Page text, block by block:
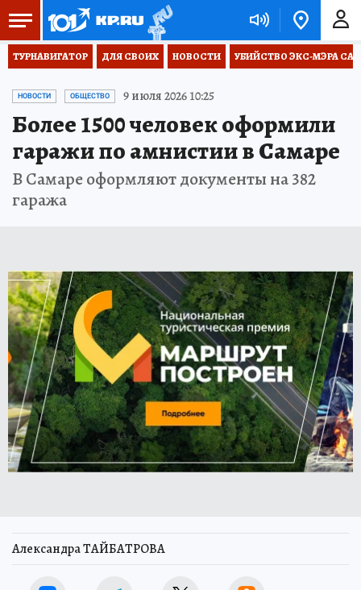
ТУРНАВИГАТОР ДЛЯ СВОИХ НОВОСТИ УБИЙСТВО ЭКС-МЭРА
НОВОСТИ ОБЩЕСТВО 9 июля 2026 10:25
Более 1500 человек оформили
гаражи по амнистии в Самаре
В Самаре оформляют документы на 382
гаража
Александра ТАЙБАТРОВА